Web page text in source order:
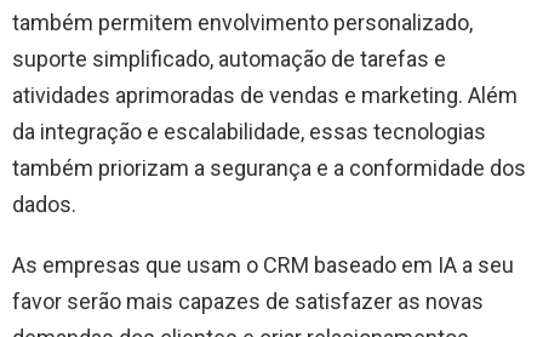
também permitem envolvimento personalizado,
suporte simplificado, automação de tarefas e
atividades aprimoradas de vendas e marketing. Além
da integração e escalabilidade, essas tecnologias
também priorizam a segurança e a conformidade dos
dados.
As empresas que usam o CRM baseado em IA a seu
favor serão mais capazes de satisfazer as novas